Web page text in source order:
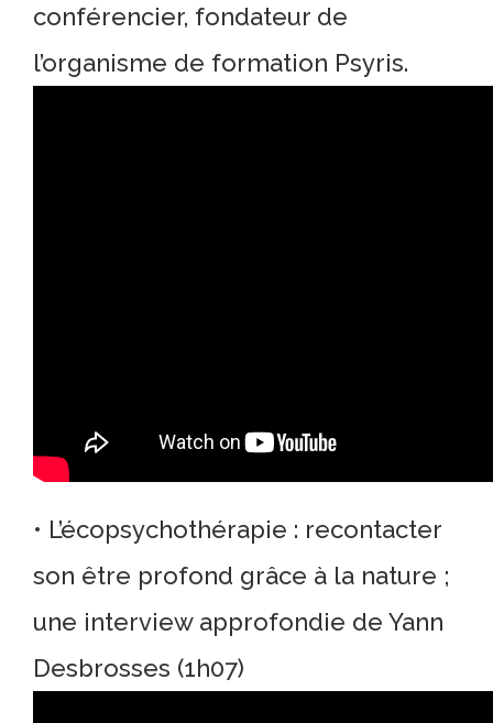
conférencier, fondateur de
l’organisme de formation Psyris.
• L’écopsychothérapie : recontacter
son être profond grâce à la nature ;
une interview approfondie de Yann
Desbrosses (1h07)